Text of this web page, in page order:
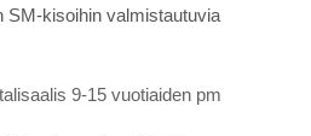
SM-kisoihin valmistautuvia
9-15 vuotiaiden pm